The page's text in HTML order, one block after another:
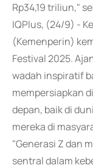
Rp34,19 triliun,"
IQPlus, (24/9) -
(Kemenperin)
Festival 2025.
wadah inspiratif
mempersiapkan
depan, baik di
mereka di
"Generasi Z dan
sentral dalam